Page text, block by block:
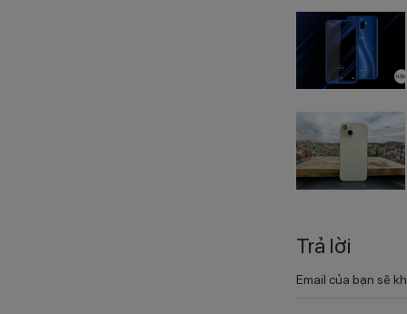
Trả lời
Email của bạn sẽ